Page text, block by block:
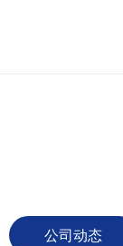
公司动态